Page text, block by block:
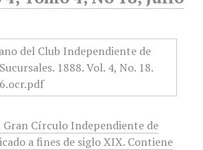
Círculo Independiente de
a fines de siglo XIX. Contiene